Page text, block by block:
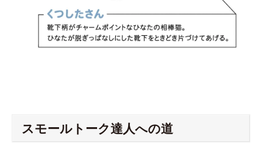
スモールトーク達人への道